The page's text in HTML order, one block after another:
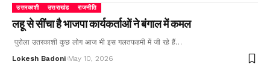
उत्तरकाशी उत्तराखंड राजनीति
लहू से सींचा है भाजपा कार्यकर्ताओं ने बंगाल में कमल
पुरोला उतरकाशी कुछ लोग आज भी इस गलतफहमी में जी रहे हैं…
Lokesh Badoni May 10, 2026